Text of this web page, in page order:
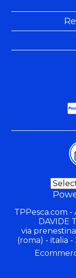
TPPesca.com -
DAVIDE
via
(roma) - italia